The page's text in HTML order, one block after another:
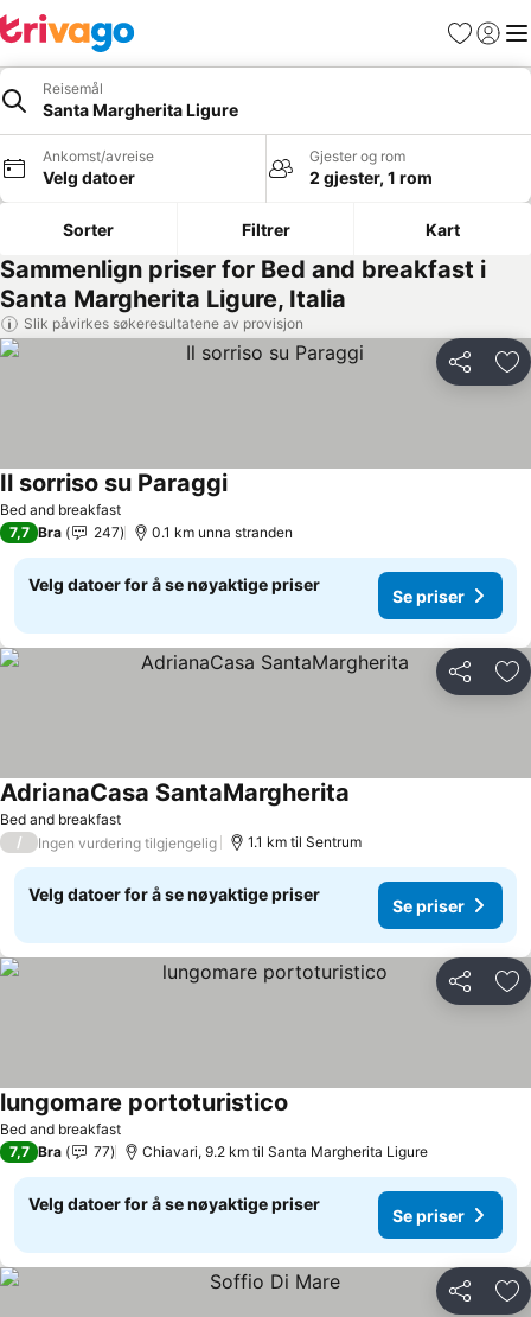
Favoritter
Logg
Reisemål
Santa Margherita Ligure
Ankomst/avreise
Velg datoer
Gjester og rom
2 gjester, 1 rom
Sorter Filtrer Kart
Sammenlign priser for Bed and breakfast i
Santa Margherita Ligure, Italia
Slik påvirkes søkeresultatene av provisjon
Del
Bed and breakfast
Il sorriso su Paraggi
7,7 Bra 247 0.1 km unna stranden
Velg datoer for å se nøyaktige priser
Se priser
Del
Bed and breakfast
AdrianaCasa SantaMargherita
/ Ingen vurdering tilgjengelig 1.1 km til Sentrum
Velg datoer for å se nøyaktige priser
Se priser
Del
Bed and breakfast
lungomare portoturistico
7,7 Bra 77 Chiavari, 9.2 km til Santa Margherita Ligure
Velg datoer for å se nøyaktige priser
Se priser
Del